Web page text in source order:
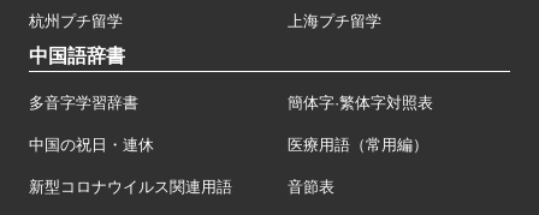
杭州プチ留学 上海プチ留学
中国語辞書
多音字学習辞書 簡体字·繁体字対照表
中国の祝日・連休 医療用語（常用編）
新型コロナウイルス関連用語 音節表